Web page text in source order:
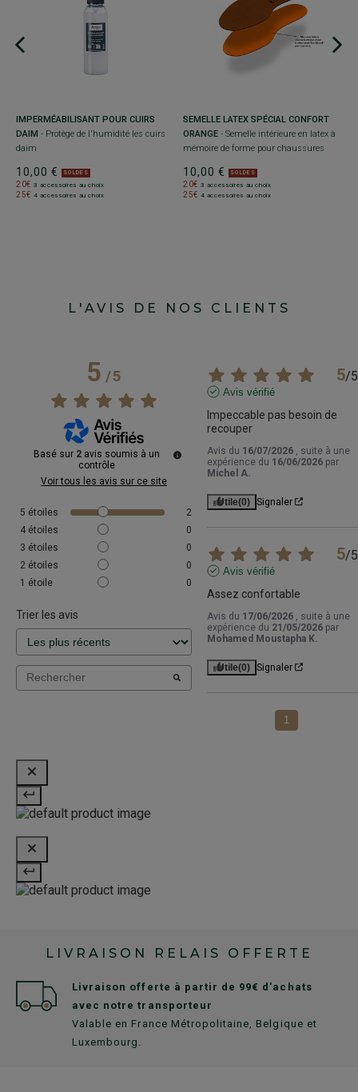
IMPERMÉABILISANT POUR CUIRS
DAIM - Protège de l'humidité les cuirs
daim
10,00 € SOLDES
20€ 3 accessoires au choix
25€ 4 accessoires au choix
SEMELLE LATEX SPÉCIAL CONFORT
ORANGE - Semelle intérieure en latex à
mémoire de forme pour chaussures
10,00 € SOLDES
20€ 3 accessoires au choix
25€ 4 accessoires au choix
L'AVIS DE NOS CLIENTS
5/5
Basé sur 2 avis soumis à un
contrôle
Voir tous les avis sur ce site
5 étoiles
2
4 étoiles
0
3 étoiles
0
2 étoiles
0
1 étoile 0
Trier les avis
5/5
Avis vérifié
Impeccable pas besoin de
recouper
Avis du 16/07/2026
, suite à une
expérience du 16/06/2026 par
Michel A.
Utile(0) Signaler
5/5
Avis vérifié
Assez confortable
Avis du 17/06/2026
, suite à une
expérience du 21/05/2026 par
Mohamed Moustapha K.
Utile(0) Signaler
1
LIVRAISON RELAIS OFFERTE
Livraison offerte à partir de 99€ d'achats
avec notre transporteur
Valable en France Métropolitaine, Belgique et
Luxembourg.